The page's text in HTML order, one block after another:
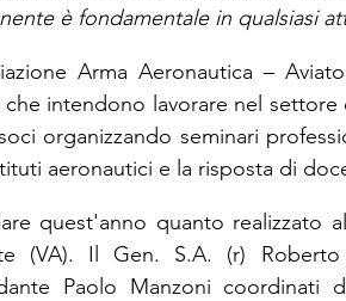
è fondamentale in qualsiasi
Arma Aeronautica –
che intendono lavorare nel
organizzando seminari
aeronautici e la risposta di
quest'anno quanto realizzato
(VA). Il Gen. S.A. (r)
Paolo Manzoni